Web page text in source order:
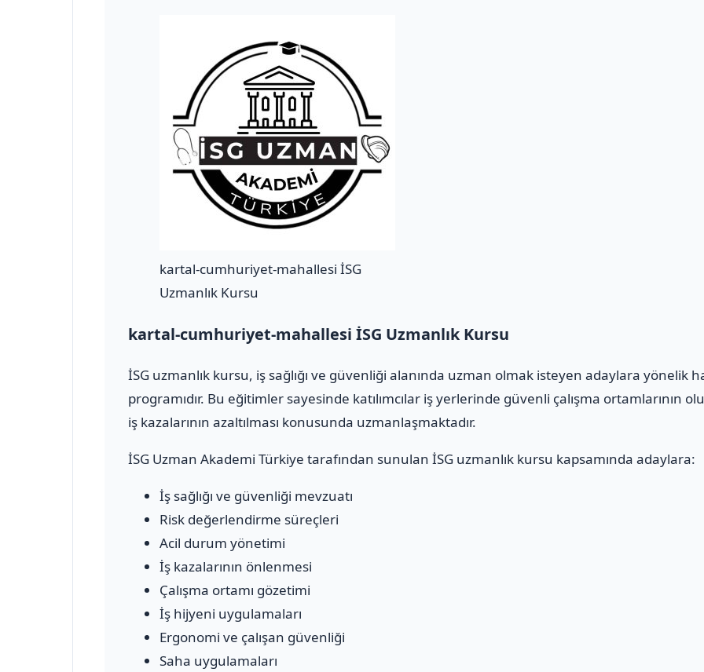
kartal-cumhuriyet-mahallesi İSG
Uzmanlık Kursu
kartal-cumhuriyet-mahallesi İSG Uzmanlık Kursu
İSG uzmanlık kursu, iş sağlığı ve güvenliği alanında uzman olmak isteyen adaylara yönelik
programıdır. Bu eğitimler sayesinde katılımcılar iş yerlerinde güvenli çalışma ortamlarının
iş kazalarının azaltılması konusunda uzmanlaşmaktadır.
İSG Uzman Akademi Türkiye tarafından sunulan İSG uzmanlık kursu kapsamında adaylara:
İş sağlığı ve güvenliği mevzuatı
Risk değerlendirme süreçleri
Acil durum yönetimi
İş kazalarının önlenmesi
Çalışma ortamı gözetimi
İş hijyeni uygulamaları
Ergonomi ve çalışan güvenliği
Saha uygulamaları